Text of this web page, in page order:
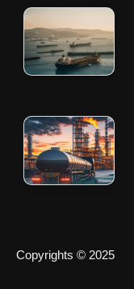
Copyrights © 2025